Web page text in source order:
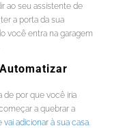
ao seu assistente de
a porta da sua
você entra na garagem
de por que você iria
a quebrar a
adicionar à sua casa.